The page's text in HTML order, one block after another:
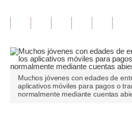
Pregunta de hoy
Tendencias
Lujo
Viajes
Muchos jóvenes con edades de
aplicativos móviles para pagos o
normalmente mediante cuentas